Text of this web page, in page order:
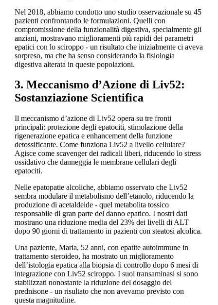
Nel 2018, abbiamo condotto uno studio osservazionale su 45
pazienti confrontando le formulazioni. Quelli con
compromissione della funzionalità digestiva, specialmente gli
anziani, mostravano miglioramenti più rapidi dei parametri
epatici con lo sciroppo - un risultato che inizialmente ci aveva
sorpreso, ma che ha senso considerando la fisiologia
digestiva alterata in queste popolazioni.
3. Meccanismo d’Azione di Liv52:
Sostanziazione Scientifica
Il meccanismo d’azione di Liv52 opera su tre fronti
principali: protezione degli epatociti, stimolazione della
rigenerazione epatica e enhancement della funzione
detossificante. Come funziona Liv52 a livello cellulare?
Agisce come scavenger dei radicali liberi, riducendo lo stress
ossidativo che danneggia le membrane cellulari degli
epatociti.
Nelle epatopatie alcoliche, abbiamo osservato che Liv52
sembra modulare il metabolismo dell’etanolo, riducendo la
produzione di acetaldeide - quel metabolita tossico
responsabile di gran parte del danno epatico. I nostri dati
mostrano una riduzione media del 23% dei livelli di ALT
dopo 90 giorni di trattamento in pazienti con steatosi alcolica.
Una paziente, Maria, 52 anni, con epatite autoimmune in
trattamento steroideo, ha mostrato un miglioramento
dell’istologia epatica alla biopsia di controllo dopo 6 mesi di
integrazione con Liv52 sciroppo. I suoi transaminasi si sono
stabilizzati nonostante la riduzione del dosaggio del
prednisone - un risultato che non avevamo previsto con
questa magnitudine.